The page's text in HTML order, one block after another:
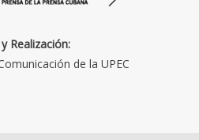
Realización:
de la UPEC